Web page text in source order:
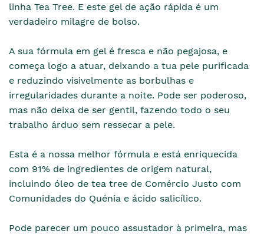
linha Tea Tree. E este gel de ação rápida é um
verdadeiro milagre de bolso.
A sua fórmula em gel é fresca e não pegajosa, e
começa logo a atuar, deixando a tua pele purificada
e reduzindo visivelmente as borbulhas e
irregularidades durante a noite. Pode ser poderoso,
mas não deixa de ser gentil, fazendo todo o seu
trabalho árduo sem ressecar a pele.
Esta é a nossa melhor fórmula e está enriquecida
com 91% de ingredientes de origem natural,
incluindo óleo de tea tree de Comércio Justo com
Comunidades do Quénia e ácido salicílico.
Pode parecer um pouco assustador à primeira, mas